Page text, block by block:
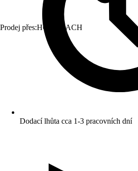
Prodej přes:HORNBACH
Dodací lhůta cca 1-3 pracovních dní